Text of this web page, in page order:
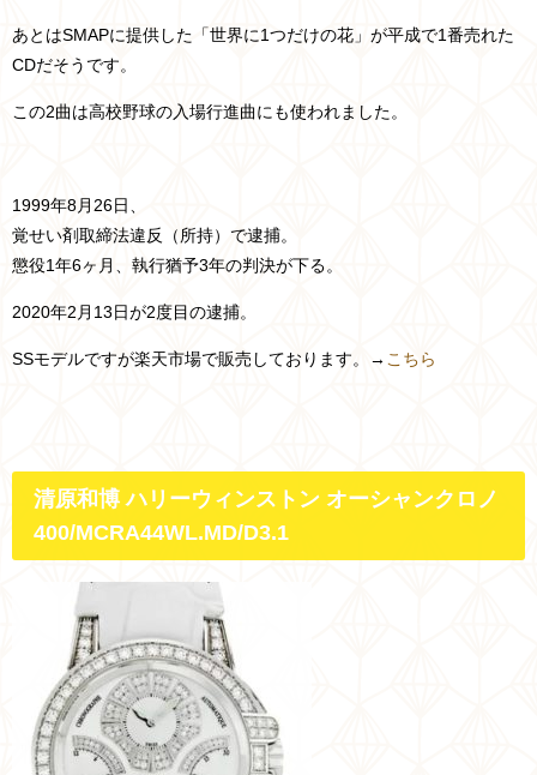
あとはSMAPに提供した「世界に1つだけの花」が平成で1番売れた
CDだそうです。
この2曲は高校野球の入場行進曲にも使われました。
1999年8月26日、
覚せい剤取締法違反（所持）で逮捕。
懲役1年6ヶ月、執行猶予3年の判決が下る。
2020年2月13日が2度目の逮捕。
SSモデルですが楽天市場で販売しております。→ こちら
清原和博 ハリーウィンストン オーシャンクロノ
400/MCRA44WL.MD/D3.1